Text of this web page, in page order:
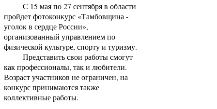
С 15 мая по 27 сентября в области
пройдет фотоконкурс «Тамбовщина -
уголок в сердце России»,
организованный управлением по
физической культуре, спорту и туризму.
Представить свои работы смогут
как профессионалы, так и любители.
Возраст участников не ограничен, на
конкурс принимаются также
коллективные работы.